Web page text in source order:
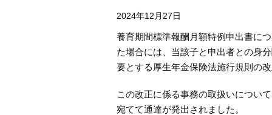
2024年12月27日
養育期間標準報酬月額特例申出書に
た場合には、当該子と申出者との身
要とする厚生年金保険法施行規則の
この改正に係る事務の取扱いについ
宛てて通達が発出されました。